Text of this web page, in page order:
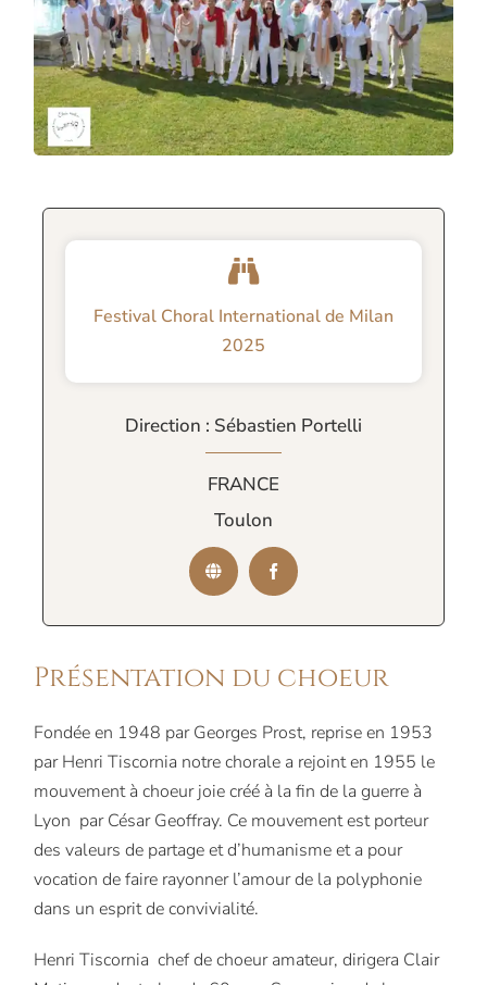
Présentation du choeur
Fondée en 1948 par Georges Prost, reprise en 1953
par Henri Tiscornia notre chorale a rejoint en 1955 le
mouvement à choeur joie créé à la fin de la guerre à
Lyon par César Geoffray. Ce mouvement est porteur
des valeurs de partage et d’humanisme et a pour
vocation de faire rayonner l’amour de la polyphonie
dans un esprit de convivialité.
Henri Tiscornia chef de choeur amateur, dirigera Clair
Festival Choral International de Milan
2025
Direction : Sébastien Portelli
FRANCE
Toulon